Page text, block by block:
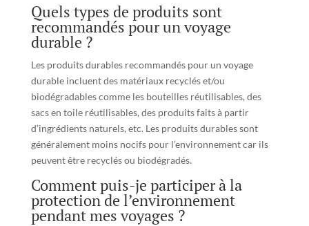
Quels types de produits sont
recommandés pour un voyage
durable ?
Les produits durables recommandés pour un voyage
durable incluent des matériaux recyclés et/ou
biodégradables comme les bouteilles réutilisables, des
sacs en toile réutilisables, des produits faits à partir
d’ingrédients naturels, etc. Les produits durables sont
généralement moins nocifs pour l’environnement car ils
peuvent être recyclés ou biodégradés.
Comment puis-je participer à la
protection de l’environnement
pendant mes voyages ?